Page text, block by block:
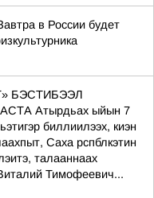
в России будет
БЭСТИБЭЭЛ
Атырдьах ыйын 7
биллиилээх, киэн
Саха рспблкэтин
талааннаах
Тимофеевич...